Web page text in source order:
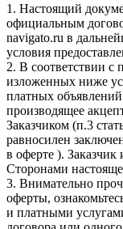
1. Настоящий
официальным
navigato.ru в
условия
2. В соответствии с
изложенных ниже
платных
производящее
Заказчиком (п.3
равносилен
в оферте ).
Сторонами
3. Внимательно
оферты,
и платными